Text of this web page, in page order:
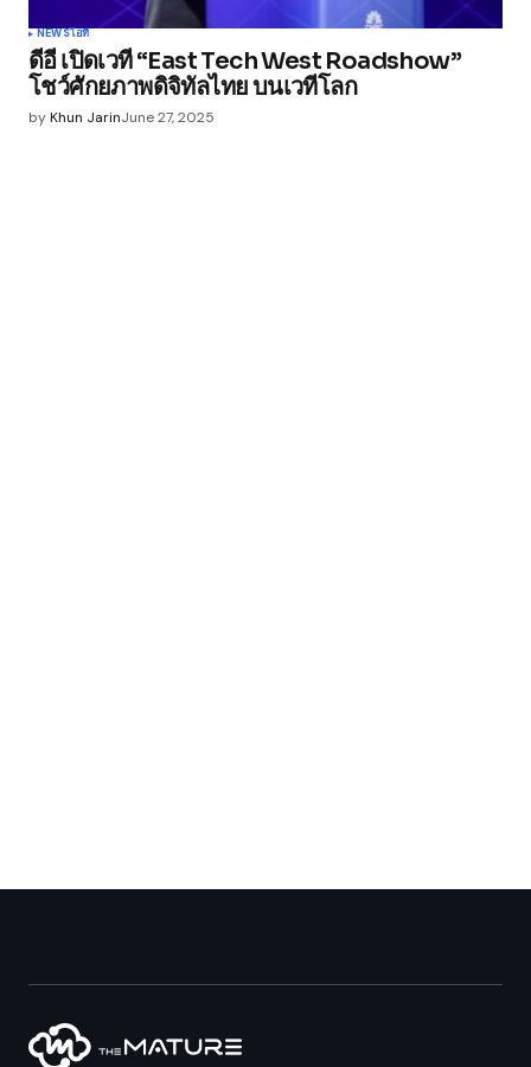
NEWSไอที
ดีอี เปิดเวที “East Tech West Roadshow”
โชว์ศักยภาพดิจิทัลไทย บนเวทีโลก
byKhun JarinJune 27, 2025